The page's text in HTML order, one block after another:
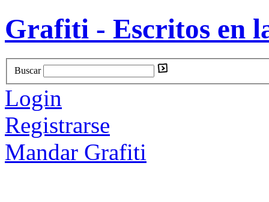
Grafiti - Escritos en
Buscar
Login
Registrarse
Mandar Grafiti